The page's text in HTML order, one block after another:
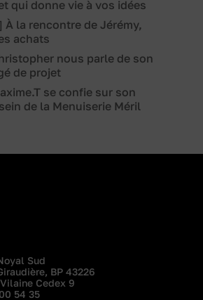
qui donne vie à vos idées
À la rencontre de Jérémy,
achats
nous parle de son
de projet
se confie sur son
de la Menuiserie Méril
Sud
BP 43226
Cedex 9
54 35